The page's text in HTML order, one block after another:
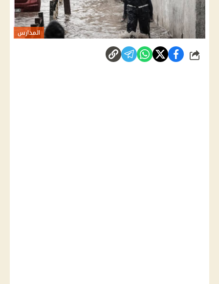
المدارس
شارك